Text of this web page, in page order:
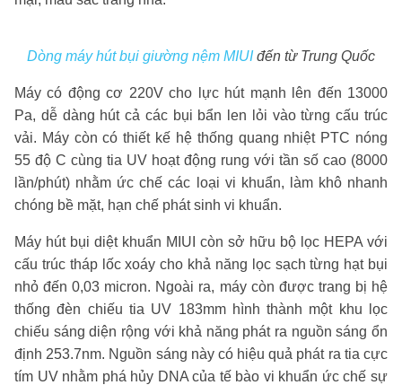
Dòng máy hút bụi giường nệm MIUIđến từ Trung Quốc
Máy có động cơ 220V cho lực hút mạnh lên đến 13000
Pa, dễ dàng hút cả các bụi bẩn len lỏi vào từng cấu trúc
vải. Máy còn có thiết kế hệ thống quang nhiệt PTC nóng
55 độ C cùng tia UV hoạt động rung với tần số cao (8000
lần/phút) nhằm ức chế các loại vi khuẩn, làm khô nhanh
chóng bề mặt, hạn chế phát sinh vi khuẩn.
Máy hút bụi diệt khuẩn MIUI còn sở hữu bộ lọc HEPA với
cấu trúc tháp lốc xoáy cho khả năng lọc sạch từng hạt bụi
nhỏ đến 0,03 micron. Ngoài ra, máy còn được trang bị hệ
thống đèn chiếu tia UV 183mm hình thành một khu lọc
chiếu sáng diện rộng với khả năng phát ra nguồn sáng ổn
định 253.7nm. Nguồn sáng này có hiệu quả phát ra tia cực
tím UV nhằm phá hủy DNA của tế bào vi khuẩn ức chế sự